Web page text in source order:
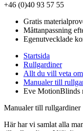
+46 (0)40 93 57 55
Gratis
Måttanpassning
Egenutvecklade
Startsida
Rullgardiner
Allt du vill veta
Manualer till
Eve MotionBlinds
Manualer till rullgardiner
Här har vi samlat alla